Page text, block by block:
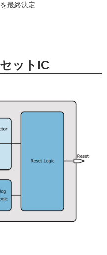
最終決定
ットIC